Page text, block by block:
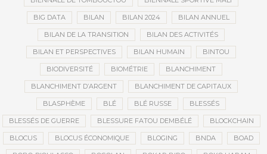
BIG DATA BILAN BILAN 2024 BILAN ANNUEL
BILAN DE LA TRANSITION BILAN DES ACTIVITÉS
BILAN ET PERSPECTIVES BILAN HUMAIN BINTOU
BIODIVERSITÉ BIOMÉTRIE BLANCHIMENT
BLANCHIMENT D’ARGENT BLANCHIMENT DE CAPITAUX
BLASPHÈME BLÉ BLÉ RUSSE BLESSÉS
BLESSÉS DE GUERRE BLESSURE FATOU DEMBÉLÉ BLOCKCHAIN
BLOCUS BLOCUS ÉCONOMIQUE BLOGING BNDA BOAD